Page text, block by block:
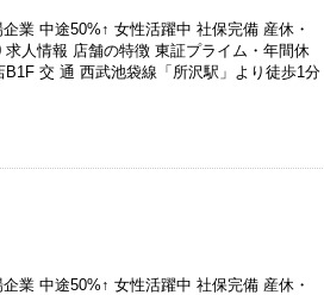
業 中途50%↑ 女性活躍中 社保完備 産休・
人情報 店舗の特徴 東証プライム・年間休
交 通 西武池袋線「所沢駅」より徒歩1分
業 中途50%↑ 女性活躍中 社保完備 産休・